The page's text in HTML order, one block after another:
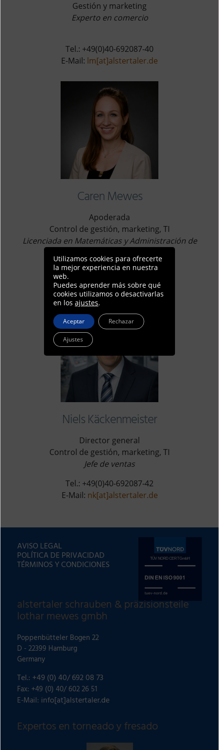
Gestión y marketing
Experto en comercio
Tel.: +49(0)40-692087-40
E-Mail: lm[at]alstertaler.de
Caren Mewes
Apoderada
Control de gestión, marketing, TI
Licenciada en Matemáticas y Administración de
Tel.: +49(0)40-692087-590
E-Mail:cme[at]alstertaler.de
Niels Käckenmeister
Director general
Control de gestión, marketing, TI
Jefe de ventas
Tel.: +49(0)40-692087-42
E-Mail: nk[at]alstertaler.de
AVISO LEGAL
POLÍTICA DE PRIVACIDAD
TÉRMINOS Y CONDICIONES
alstertaler schrauben & präzisionsteile
lothar mewes gmbh
Poppenbütteler Bogen 22
D - 22399 Hamburg
Germany
Tel.: +49 (0) 40/ 692 08 73
Fax: +49 (0) 40/ 602 26 51
E-Mail: info[at]alstertaler.de
Expertos en torneado y fresado
Utilizamos cookies para ofrecerte
la mejor experiencia en nuestra
web.
Puedes aprender más sobre qué
cookies utilizamos o desactivarlas
en losajustes.
Aceptar Rechazar
Ajustes